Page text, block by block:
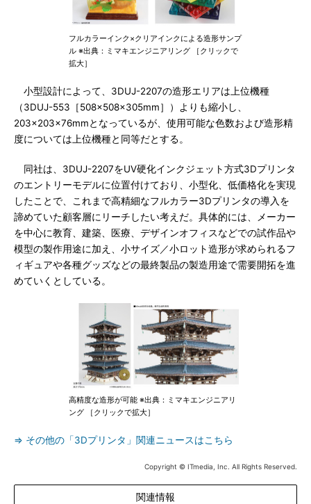
フルカラーインク×クリアインクによる造形サンプ
ル ※出典：ミマキエンジニアリング ［クリックで
拡大］
小型設計によって、3DUJ-2207の造形エリアは上位機種
（3DUJ-553［508×508×305mm］）よりも縮小し、
203×203×76mmとなっているが、使用可能な色数および造形精
度については上位機種と同等だとする。
同社は、3DUJ-2207をUV硬化インクジェット方式3Dプリンタ
のエントリーモデルに位置付けており、小型化、低価格化を実現
したことで、これまで高精細なフルカラー3Dプリンタの導入を
諦めていた顧客層にリーチしたい考えだ。具体的には、メーカー
を中心に教育、建築、医療、デザインオフィスなどでの試作品や
模型の製作用途に加え、小サイズ／小ロット造形が求められるフ
ィギュアや各種グッズなどの最終製品の製造用途で需要開拓を進
めていくとしている。
高精度な造形が可能 ※出典：ミマキエンジニアリ
ング ［クリックで拡大］
⇒ その他の「3Dプリンタ」関連ニュースはこちら
Copyright © ITmedia, Inc. All Rights Reserved.
関連情報